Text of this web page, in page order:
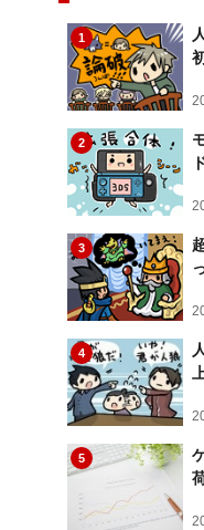
1
2
3
4
5